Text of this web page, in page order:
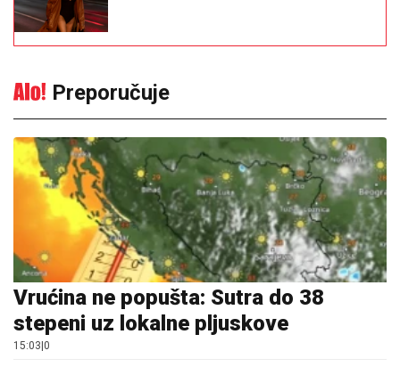
Preporučuje
Vrućina ne popušta: Sutra do 38
stepeni uz lokalne pljuskove
15:03 0